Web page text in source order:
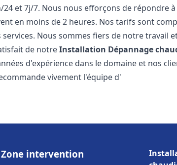
et 7j/7. Nous nous efforçons de répondre
en moins de 2 heures. Nos tarifs sont
Nous sommes fiers de notre travail
de notreInstallation Dépannage
d'expérience dans le domaine et nos
vivement l'équipe d'
Zone intervention